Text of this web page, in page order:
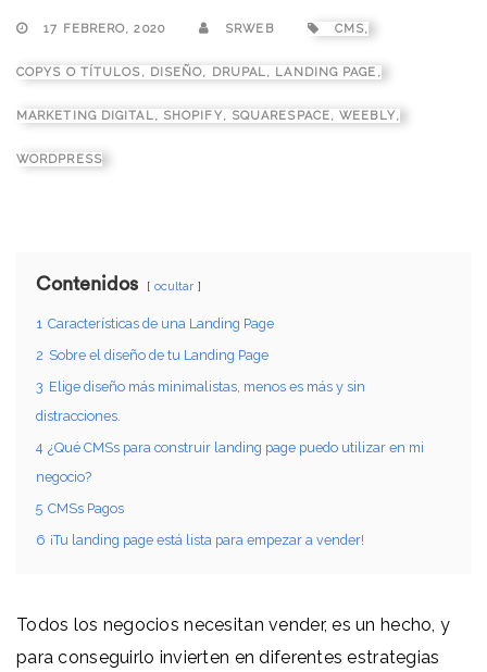
17 FEBRERO, 2020 SRWEB CMS,
COPYS O TÍTULOS, DISEÑO, DRUPAL, LANDING PAGE ,
MARKETING DIGITAL, SHOPIFY, SQUARESPACE,WEEBLY,
WORDPRESS
Contenidos ocultar
1 Características de una Landing Page
2 Sobre el diseño de tu Landing Page
3 Elige diseño más minimalistas, menos es más y sin
distracciones.
4 ¿Qué CMSs para construir landing page puedo utilizar en mi
negocio?
5 CMSs Pagos
6 ¡Tu landing page está lista para empezar a vender!
Todos los negocios necesitan vender, es un hecho, y
para conseguirlo invierten en diferentes estrategias